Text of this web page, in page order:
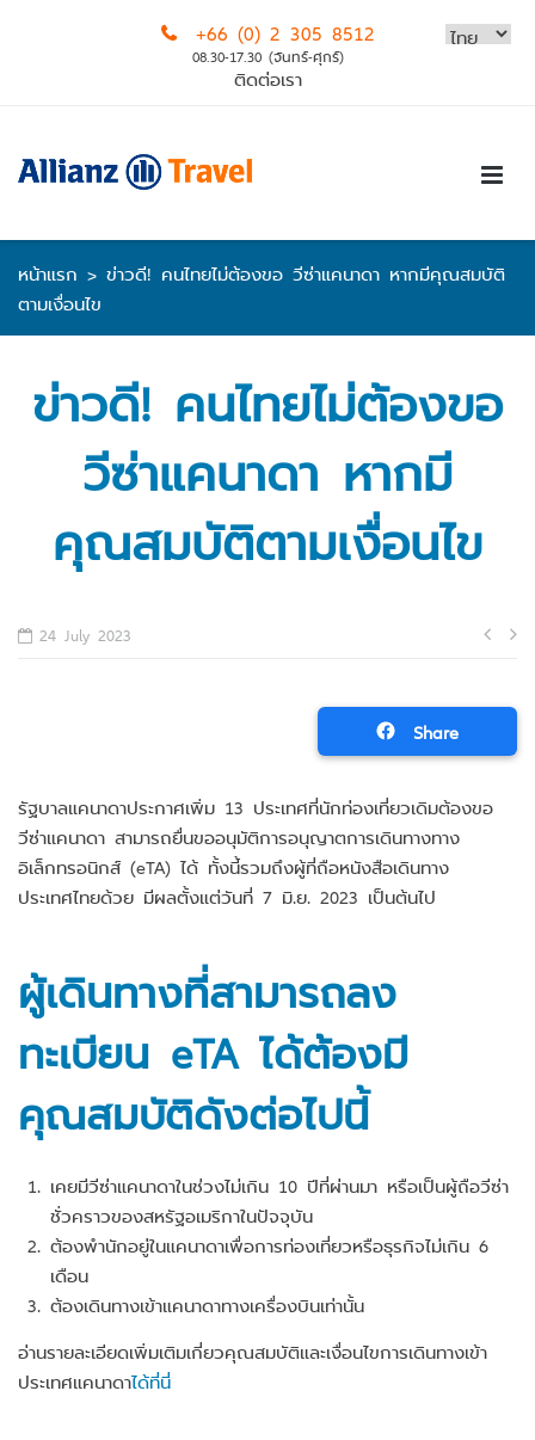
+66 (0) 2 305 8512
08.30-17.30 (จันทร์-ศุกร์)
ติดต่อเรา
หน้าแรก > ข่าวดี! คนไทยไม่ต้องขอ วีซ่าแคนาดา หากมีคุณสมบัติ
ตามเงื่อนไข
ข่าวดี! คนไทยไม่ต้องขอ
วีซ่าแคนาดา หากมี
คุณสมบัติตามเงื่อนไข
24 July 2023
Share
รัฐบาลแคนาดาประกาศเพิ่ม 13 ประเทศที่นักท่องเที่ยวเดิมต้องขอ
วีซ่าแคนาดา สามารถยื่นขออนุมัติการอนุญาตการเดินทางทาง
อิเล็กทรอนิกส์ (eTA) ได้ ทั้งนี้รวมถึงผู้ที่ถือหนังสือเดินทาง
ประเทศไทยด้วย มีผลตั้งแต่วันที่ 7 มิ.ย. 2023 เป็นต้นไป
ผู้เดินทางที่สามารถลง
ทะเบียน eTA ได้ต้องมี
คุณสมบัติดังต่อไปนี้
เคยมีวีซ่าแคนาดาในช่วงไม่เกิน 10 ปีที่ผ่านมา หรือเป็นผู้ถือวีซ่า
ชั่วคราวของสหรัฐอเมริกาในปัจจุบัน
ต้องพำนักอยู่ในแคนาดาเพื่อการท่องเที่ยวหรือธุรกิจไม่เกิน 6
เดือน
ต้องเดินทางเข้าแคนาดาทางเครื่องบินเท่านั้น
อ่านรายละเอียดเพิ่มเติมเกี่ยวคุณสมบัติและเงื่อนไขการเดินทางเข้า
ประเทศแคนาดาได้ที่นี่